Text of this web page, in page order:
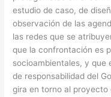
estudio de caso, de
observación de las
las redes que se
que la confrontación es
socioambientales, y que
de responsabilidad del
gira en torno al proyecto